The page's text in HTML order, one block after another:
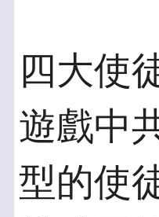
四大使
遊戲中
型的使